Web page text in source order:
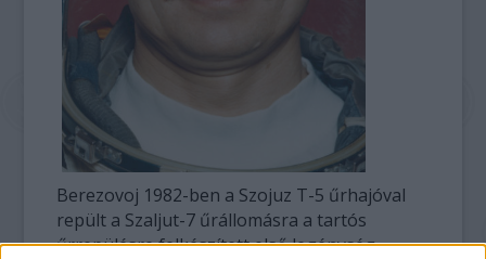
Berezovoj 1982-ben a Szojuz T-5 űrhajóval
repült a Szaljut-7 űrállomásra a tartós
űrrepülésre felkészített első legénység